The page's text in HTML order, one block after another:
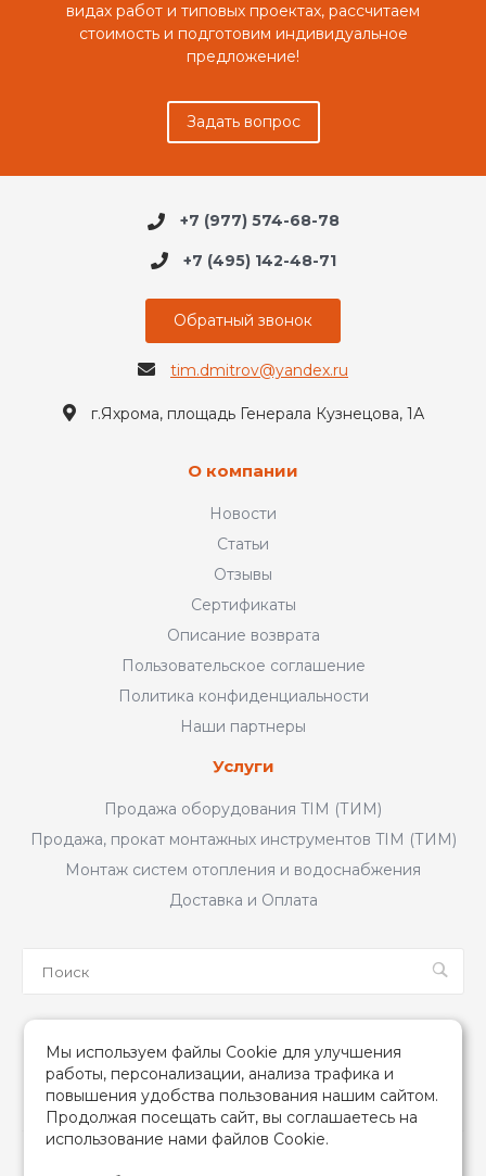
видах работ и типовых проектах, рассчитаем
стоимость и подготовим индивидуальное
предложение!
Задать вопрос
+7 (977) 574-68-78
+7 (495) 142-48-71
Обратный звонок
tim.dmitrov@yandex.ru
г.Яхрома, площадь Генерала Кузнецова, 1А
О компании
Новости
Статьи
Отзывы
Сертификаты
Описание возврата
Пользовательское соглашение
Политика конфиденциальности
Наши партнеры
Услуги
Продажа оборудования TIM (ТИМ)
Продажа, прокат монтажных инструментов TIM (ТИМ)
Монтаж систем отопления и водоснабжения
Доставка и Оплата
Мы используем файлы Cookie для улучшения
работы, персонализации, анализа трафика и
повышения удобства пользования нашим сайтом.
Продолжая посещать сайт, вы соглашаетесь на
использование нами файлов Cookie.